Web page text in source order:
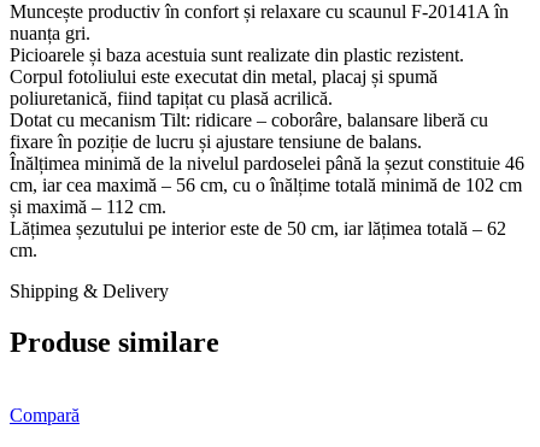
Muncește productiv în confort și relaxare cu scaunul F-20141A în
nuanța gri.
Picioarele și baza acestuia sunt realizate din plastic rezistent.
Corpul fotoliului este executat din metal, placaj și spumă
poliuretanică, fiind tapițat cu plasă acrilică.
Dotat cu mecanism Tilt: ridicare – coborâre, balansare liberă cu
fixare în poziție de lucru și ajustare tensiune de balans.
Înălțimea minimă de la nivelul pardoselei până la șezut constituie 46
cm, iar cea maximă – 56 cm, cu o înălțime totală minimă de 102 cm
și maximă – 112 cm.
Lățimea șezutului pe interior este de 50 cm, iar lățimea totală – 62
cm.
Shipping & Delivery
Produse similare
Compară